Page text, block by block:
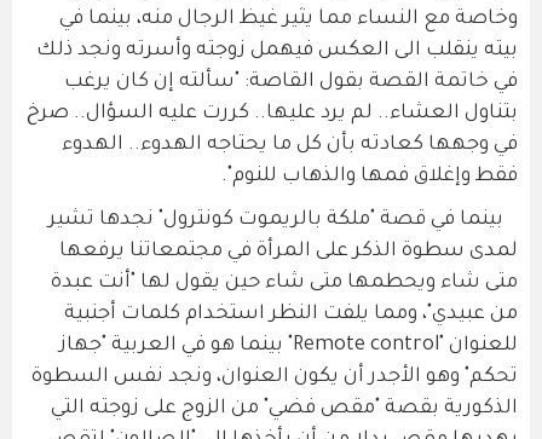
وخاصة مع النساء مما يثير غيظ الرجال منه، بينما في
بيته ينقلب الى العكس فيهمل زوجته وأسرته ونجد ذلك
في خاتمة القصة بقول القاصة: "سألته إن كان يرغب
بتناول العشاء.. لم يرد عليها.. كررت عليه السؤال.. صرخ
في وجهها كعادته بأن كل ما يحتاجه الهدوء.. الهدوء
فقط وإغلاق فمها والذهاب للنوم".
بينما في قصة "ملكة بالريموت كونترول" نجدها تشير
لمدى سطوة الذكر على المرأة في مجتمعاتنا يرفعها
متى شاء ويحطمها متى شاء حين يقول لها "أنت عبدة
من عبيدي"، ومما يلفت النظر استخدام كلمات أجنبية
للعنوان "Remote control" بينما هو في العربية "جهاز
تحكم" وهو الأجدر أن يكون العنوان، ونجد نفس السطوة
الذكورية بقصة "مقص فضي" من الزوج على زوجته التي